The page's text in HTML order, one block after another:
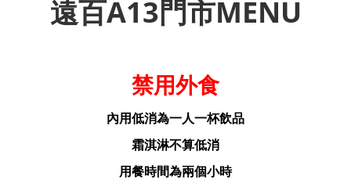
遠百A13門市MENU
禁用外食
內用低消為一人一杯飲品
霜淇淋不算低消
用餐時間為兩個小時